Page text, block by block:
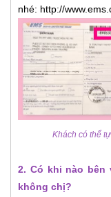
nhé: http://
Khách có thể
2. Có khi nào bên
không chị?